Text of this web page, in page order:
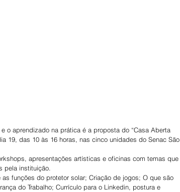
o aprendizado na prática é a proposta do “Casa Aberta
19, das 10 às 16 horas, nas cinco unidades do Senac São
apresentações artísticas e oficinas com temas que
pela instituição.
funções do protetor solar; Criação de jogos; O que são
do Trabalho; Currículo para o Linkedin, postura e